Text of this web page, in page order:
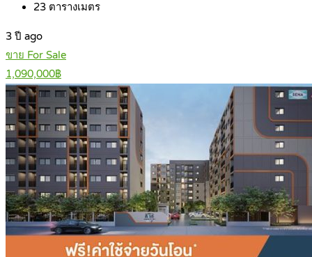
23 ตารางเมตร
3 ปี ago
ขาย For Sale
1,090,000฿